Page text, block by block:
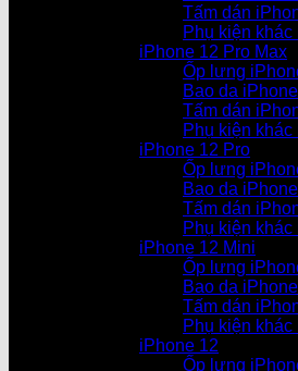
Tấm dán
Phụ kiện
iPhone 12 Pro Max
Ốp lưng
Bao da
Tấm dán
Phụ kiện
iPhone 12 Pro
Ốp lưng
Bao da
Tấm dán
Phụ kiện
iPhone 12 Mini
Ốp lưng
Bao da
Tấm dán
Phụ kiện
iPhone 12
Ốp lưng